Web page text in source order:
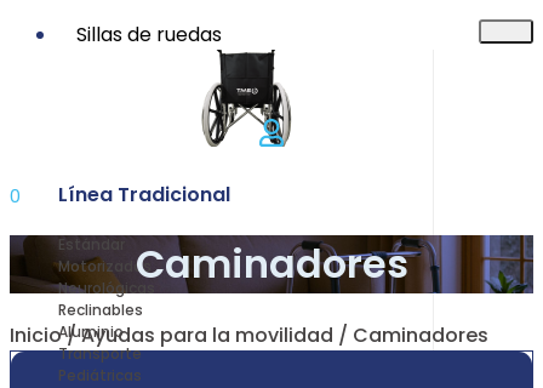
Sillas de ruedas
Línea Tradicional
Estándar
Motorizadas
Neurológicas
Reclinables
Aluminio
Transporte
Pediátricas
0
Caminadores
Inicio/Ayudas para la movilidad / Caminadores